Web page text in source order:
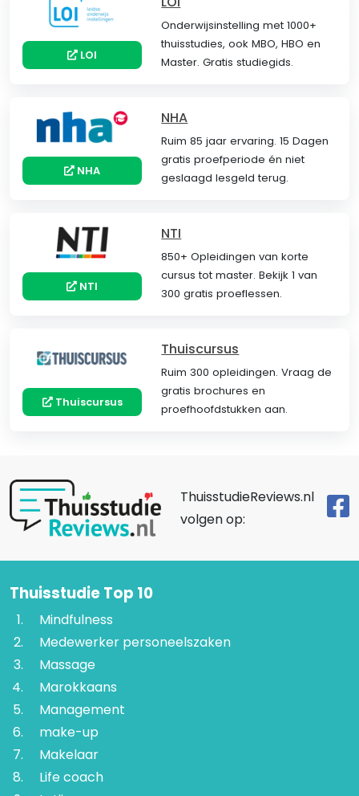
LOI
Onderwijsinstelling met 1000+
thuisstudies, ook MBO, HBO en
Master. Gratis studiegids.
NHA
NHA
Ruim 85 jaar ervaring. 15 Dagen
gratis proefperiode én niet
geslaagd lesgeld terug.
NTI
NTI
850+ Opleidingen van korte
cursus tot master. Bekijk 1 van
300 gratis proeflessen.
Thuiscursus
Thuiscursus
Ruim 300 opleidingen. Vraag de
gratis brochures en
proefhoofdstukken aan.
ThuisstudieReviews.nl
volgen op:
Thuisstudie Top 10
Mindfulness
Medewerker personeelszaken
Massage
Marokkaans
Management
make-up
Makelaar
Life coach